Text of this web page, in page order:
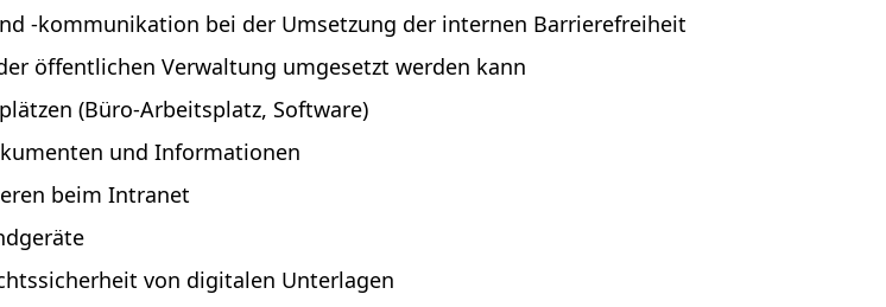
-kommunikation bei der Umsetzung der internen Barrierefreiheit
öffentlichen Verwaltung umgesetzt werden kann
(Büro-Arbeitsplatz, Software)
und Informationen
beim Intranet
von digitalen Unterlagen